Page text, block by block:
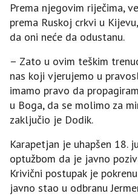
Prema njegovim riječima,
prema Ruskoj crkvi u
da oni neće da odustanu.
– Zato u ovim teškim
nas koji vjerujemo u
imamo pravo da
u Boga, da se molimo za
zaključio je Dodik.
Karapetjan je uhapšen 18.
optužbom da je javno
Krivični postupak je
javno stao u odbranu